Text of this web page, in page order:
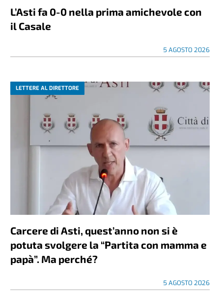
L’Asti fa 0-0 nella prima amichevole con
il Casale
5 AGOSTO 2026
LETTERE AL DIRETTORE
Carcere di Asti, quest’anno non si è
potuta svolgere la “Partita con mamma e
papà”. Ma perché?
5 AGOSTO 2026